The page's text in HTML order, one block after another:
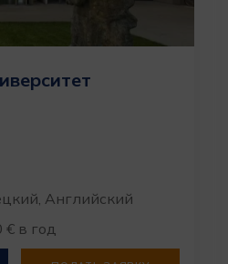
Английский
€ в год